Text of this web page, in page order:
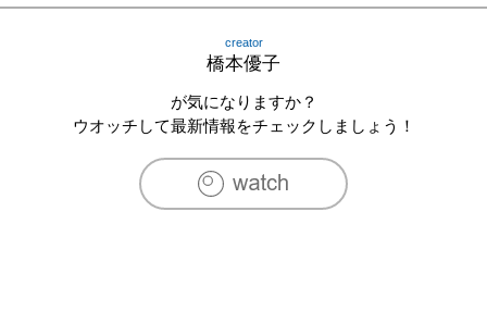
creator
橋本優子
が気になりますか？
ウオッチして最新情報をチェックしましょう！